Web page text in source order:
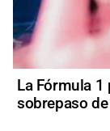
La Fórmula
sobrepaso